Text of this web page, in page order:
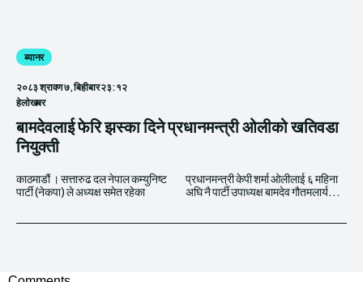
ब्यानर
२०८३ श्रावण ७, बिहीबार २३:१२
हेलाेखबर
बामदेवलाई फेरि झस्का दिने प्रधानमन्त्री ओलीको खतिवडा
नियुक्ती
काठमाडौं । सत्तारुढ दल नेपाल कम्युनिष्ट
पार्टी (नेकपा) ले अध्यक्ष समेत रहेका
प्रधानमन्त्री केपी शर्मा ओलीलाई ६ महिना
अघि नै पार्टी उपाध्यक्ष बामदेव गौतमलार्य...